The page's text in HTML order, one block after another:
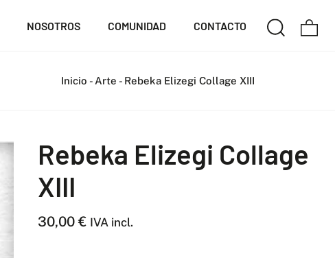
NOSOTROS COMUNIDAD CONTACTO
Inicio - Arte - Rebeka Elizegi Collage XIII
Rebeka Elizegi Collage
XIII
30,00€ IVA incl.